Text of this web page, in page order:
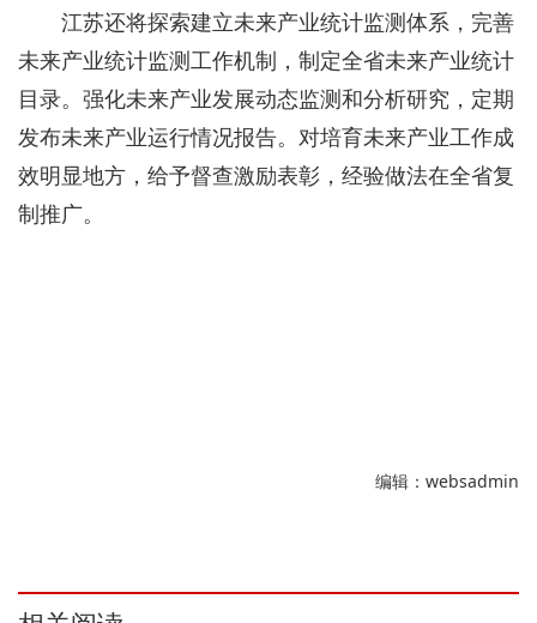
江苏还将探索建立未来产业统计监测体系，完善
未来产业统计监测工作机制，制定全省未来产业统计
目录。强化未来产业发展动态监测和分析研究，定期
发布未来产业运行情况报告。对培育未来产业工作成
效明显地方，给予督查激励表彰，经验做法在全省复
制推广。
编辑：websadmin